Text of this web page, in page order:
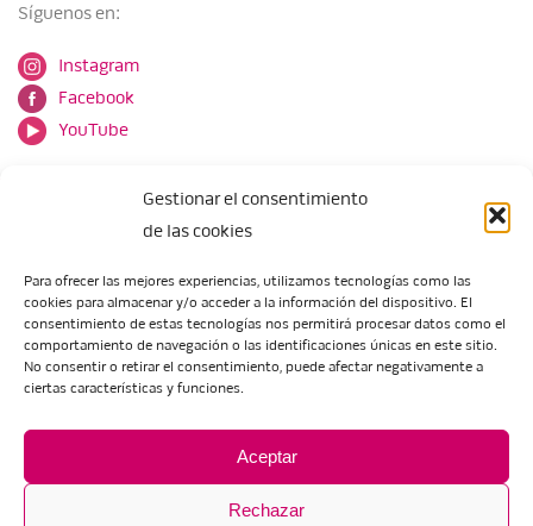
Gestionar el consentimiento
de las cookies
Para ofrecer las mejores experiencias, utilizamos tecnologías como las
cookies para almacenar y/o acceder a la información del dispositivo. El
consentimiento de estas tecnologías nos permitirá procesar datos como el
comportamiento de navegación o las identificaciones únicas en este sitio.
No consentir o retirar el consentimiento, puede afectar negativamente a
ciertas características y funciones.
Aceptar
Rechazar
Síguenos en:
Instagram
Facebook
YouTube
Escuela de Arte de Zaragoza
María Zambrano, 5
50018 Zaragoza
eartezaragoza@educa.aragon.es